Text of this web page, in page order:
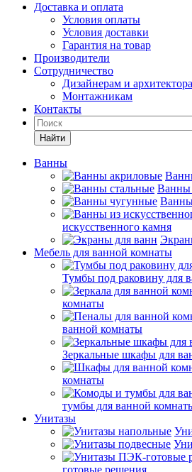
Доставка и оплата
Условия оплаты
Условия доставки
Гарантия на товар
Производители
Сотрудничество
Дизайнерам и
Монтажникам
Контакты
Найти
Ванны
Ванны
искусственного камня
Мебель для ванной комнаты
Тумбы под раковину для
комнаты
ванной комнаты
Зеркальные шкафы для
комнаты
тумбы для ванной
Унитазы
готовые решения